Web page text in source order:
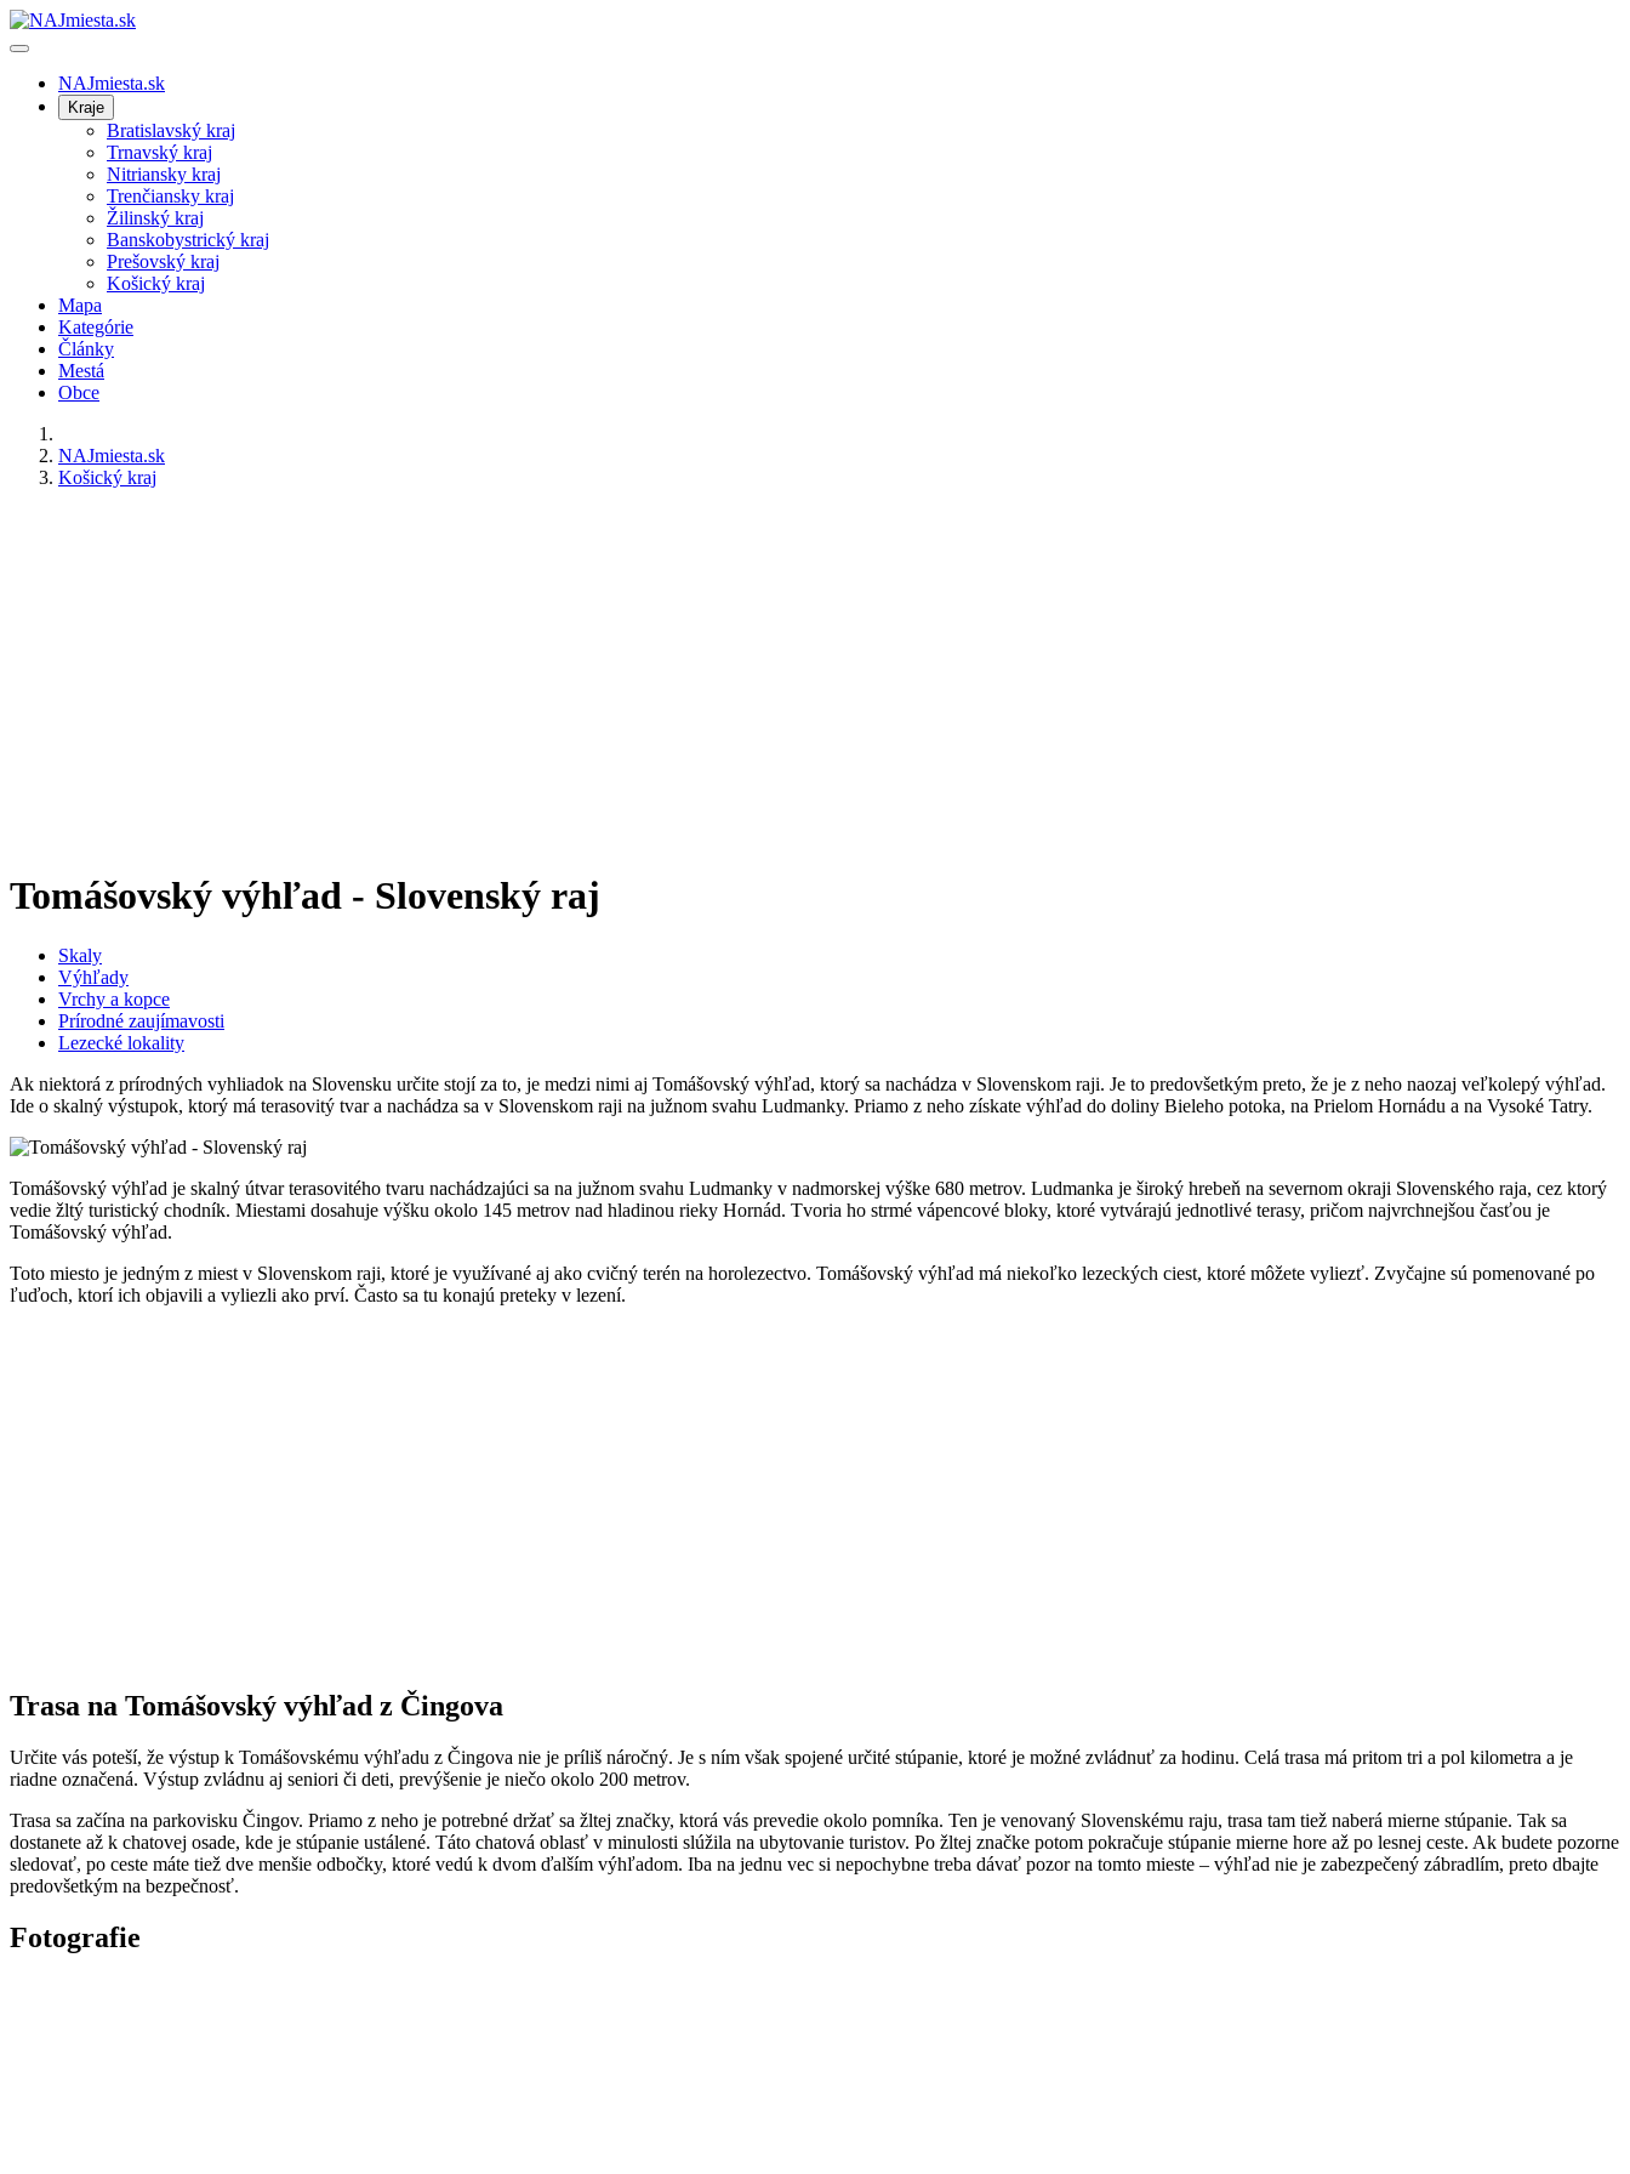
NAJmiesta.sk
Kraje
Bratislavský kraj
Trnavský kraj
Nitriansky kraj
Trenčiansky kraj
Žilinský kraj
Banskobystrický kraj
Prešovský kraj
Košický kraj
Mapa
Kategórie
Články
Mestá
Obce
NAJmiesta.sk
Košický kraj
Tomášovský výhľad - Slovenský raj
Skaly
Výhľady
Vrchy a kopce
Prírodné zaujímavosti
Lezecké lokality
Ak niektorá z prírodných vyhliadok na Slovensku určite stojí za to, je medzi nimi aj Tomášovský výhľad, ktorý sa nachádza v Slovenskom raji. Je to predovšetkým preto, že je z neho naozaj veľkolepý výhľad.
Ide o skalný výstupok, ktorý má terasovitý tvar a nachádza sa v Slovenskom raji na južnom svahu Ludmanky. Priamo z neho získate výhľad do doliny Bieleho potoka, na Prielom Hornádu a na Vysoké Tatry.
Tomášovský výhľad je skalný útvar terasovitého tvaru nachádzajúci sa na južnom svahu Ludmanky v nadmorskej výške 680 metrov. Ludmanka je široký hrebeň na severnom okraji Slovenského raja, cez ktorý
vedie žltý turistický chodník. Miestami dosahuje výšku okolo 145 metrov nad hladinou rieky Hornád. Tvoria ho strmé vápencové bloky, ktoré vytvárajú jednotlivé terasy, pričom najvrchnejšou časťou je
Tomášovský výhľad.
Toto miesto je jedným z miest v Slovenskom raji, ktoré je využívané aj ako cvičný terén na horolezectvo. Tomášovský výhľad má niekoľko lezeckých ciest, ktoré môžete vyliezť. Zvyčajne sú pomenované po
ľuďoch, ktorí ich objavili a vyliezli ako prví. Často sa tu konajú preteky v lezení.
Trasa na Tomášovský výhľad z Čingova
Určite vás poteší, že výstup k Tomášovskému výhľadu z Čingova nie je príliš náročný. Je s ním však spojené určité stúpanie, ktoré je možné zvládnuť za hodinu. Celá trasa má pritom tri a pol kilometra a je
riadne označená. Výstup zvládnu aj seniori či deti, prevýšenie je niečo okolo 200 metrov.
Trasa sa začína na parkovisku Čingov. Priamo z neho je potrebné držať sa žltej značky, ktorá vás prevedie okolo pomníka. Ten je venovaný Slovenskému raju, trasa tam tiež naberá mierne stúpanie. Tak sa
dostanete až k chatovej osade, kde je stúpanie ustálené. Táto chatová oblasť v minulosti slúžila na ubytovanie turistov. Po žltej značke potom pokračuje stúpanie mierne hore až po lesnej ceste. Ak budete pozorne
sledovať, po ceste máte tiež dve menšie odbočky, ktoré vedú k dvom ďalším výhľadom. Iba na jednu vec si nepochybne treba dávať pozor na tomto mieste – výhľad nie je zabezpečený zábradlím, preto dbajte
predovšetkým na bezpečnosť.
Fotografie